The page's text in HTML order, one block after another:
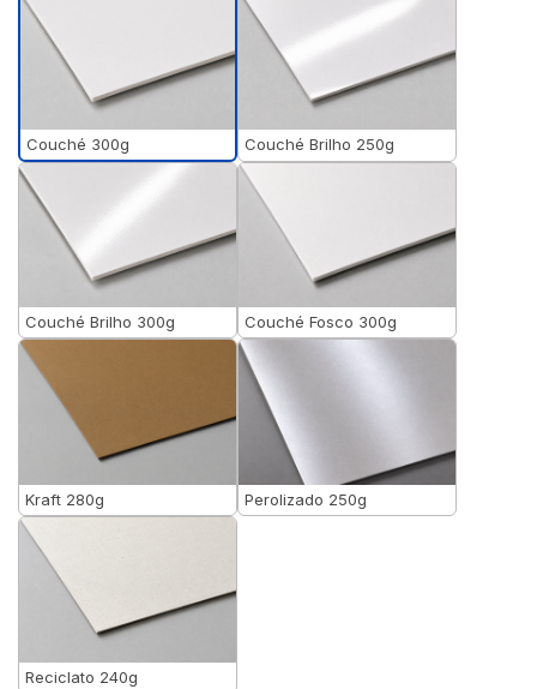
Couché 300g Couché Brilho 250g
Couché Brilho 300g Couché Fosco 300g
Kraft 280g Perolizado 250g
Reciclato 240g